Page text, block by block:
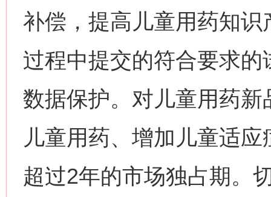
补偿，提高儿童用药知
过程中提交的符合要求
数据保护。对儿童用药
儿童用药、增加儿童适
超过2年的市场独占期。